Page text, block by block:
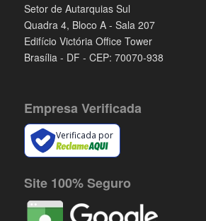
Setor de Autarquias Sul
Quadra 4, Bloco A - Sala 207
Edifício Victória Office Tower
Brasília - DF - CEP: 70070-938
Empresa Verificada
Verificada por
Site 100% Seguro